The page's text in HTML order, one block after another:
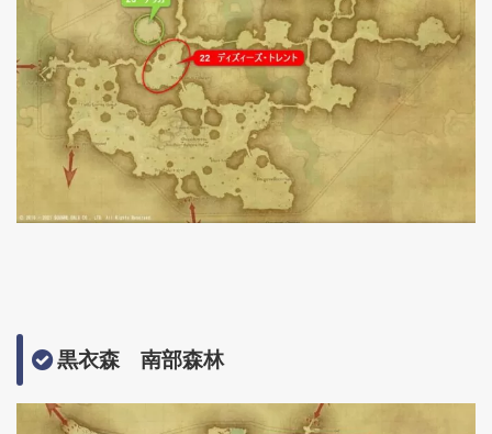
黒衣森 南部森林